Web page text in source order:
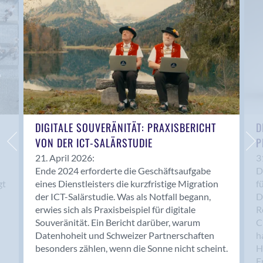
Anwil
Appenzell
Au SG
Baar
Baden
Balsthal
Balzers
Basel
Bassersdorf
Belp
Bendern
Benken (SG)
Bergdietikon
Berlin
Bern
Bern - Liebefeld
DIGITALE SOUVERÄNITÄT: PRAXISBERICHT
VON DER ICT-SALÄRSTUDIE
21. April 2026:
Ende 2024 erforderte die Geschäftsaufgabe
eines Dienstleisters die kurzfristige Migration
der ICT-Salärstudie. Was als Notfall begann,
erwies sich als Praxisbeispiel für digitale
Souveränität. Ein Bericht darüber, warum
Datenhoheit und Schweizer Partnerschaften
besonders zählen, wenn die Sonne nicht scheint.